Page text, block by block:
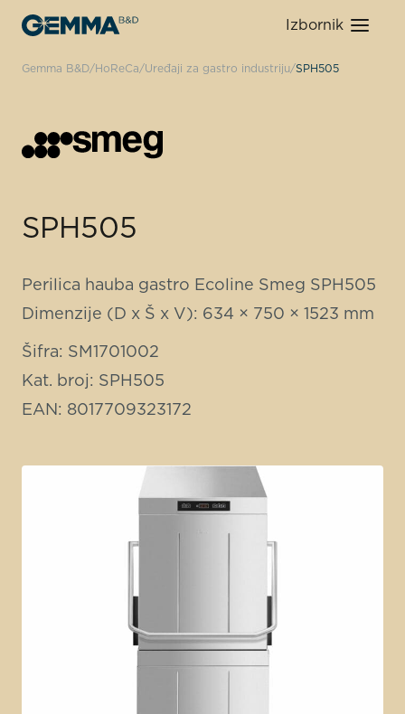
Izbornik
Gemma B&D HoReCa Uređaji za gastro industriju SPH505
SPH505
Perilica hauba gastro Ecoline Smeg SPH505
Dimenzije (D x Š x V): 634 × 750 × 1523 mm
Šifra: SM1701002
Kat. broj: SPH505
EAN: 8017709323172